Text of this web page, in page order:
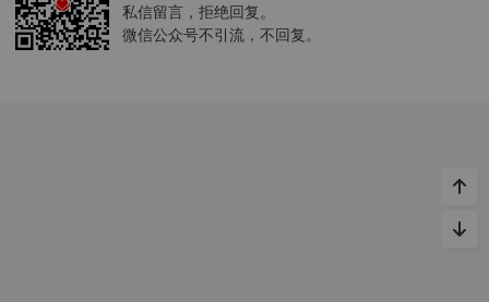
私信留言，拒绝回复。
微信公众号不引流，不回复。